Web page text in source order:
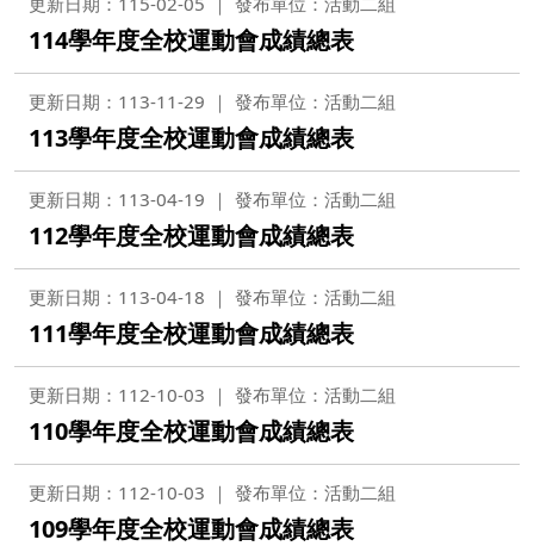
114學年度全校運動會成績總表
更新日期：113-11-29 發布單位：活動二組
113學年度全校運動會成績總表
更新日期：113-04-19 發布單位：活動二組
112學年度全校運動會成績總表
更新日期：113-04-18 發布單位：活動二組
111學年度全校運動會成績總表
更新日期：112-10-03 發布單位：活動二組
110學年度全校運動會成績總表
更新日期：112-10-03 發布單位：活動二組
109學年度全校運動會成績總表